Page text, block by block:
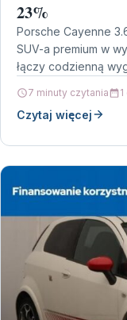
23%
Porsche Cayenne
SUV-a premium w
łączy codzienną
7 minuty czytania
Czytaj więcej